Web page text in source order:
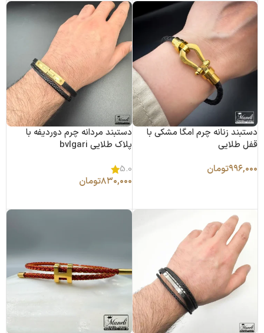
دستبند زنانه چرم امگا مشکی با
قفل طلایی
۹۹۶,۰۰۰تومان
دستبند مردانه چرم دوردیفه با
پلاک طلایی bvlgari
5.0
۸۳۰,۰۰۰تومان